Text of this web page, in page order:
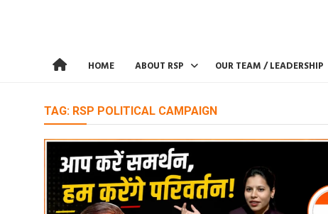
HOME ABOUT RSP OUR TEAM / LEADERSHIP
TAG: RSP POLITICAL CAMPAIGN